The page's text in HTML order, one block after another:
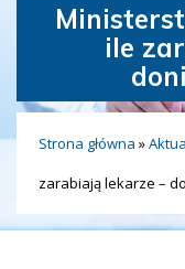
ile
Strona główna »
zarabiają lekarze –